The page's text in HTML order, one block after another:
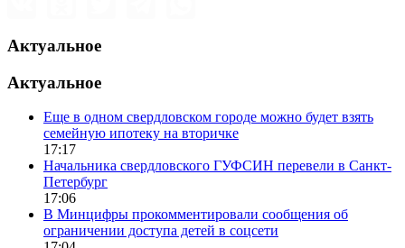
Актуальное
Актуальное
Еще в одном свердловском городе можно будет взять
семейную ипотеку на вторичке
17:17
Начальника свердловского ГУФСИН перевели в Санкт-
Петербург
17:06
В Минцифры прокомментировали сообщения об
ограничении доступа детей в соцсети